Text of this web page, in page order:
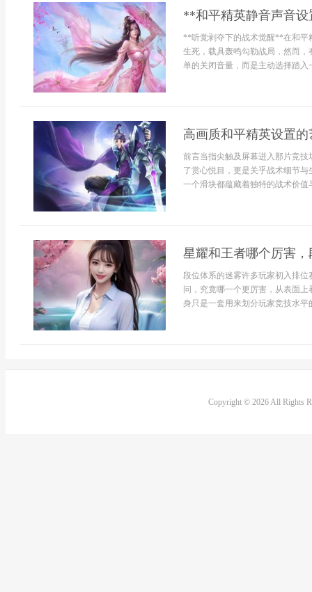
**和平精英静音声音
**听觉剥夺下的战术觉醒**在和平
生死，载具轰鸣勾勒战局，然而
单的关闭音量，而是主动选择踏入
高画质和平精英设置
前言当指尖触及屏幕进入那片竞
了赏心悦目，更是关乎战术细节
一个滑块都蕴藏着独特的战术价值
星耀和王者哪个厉害
段位体系的迷雾许多玩家初入排
问，究竟哪一个更厉害，从表面
身只是一套用来划分玩家竞技水
Copyright © 2026 All Rights